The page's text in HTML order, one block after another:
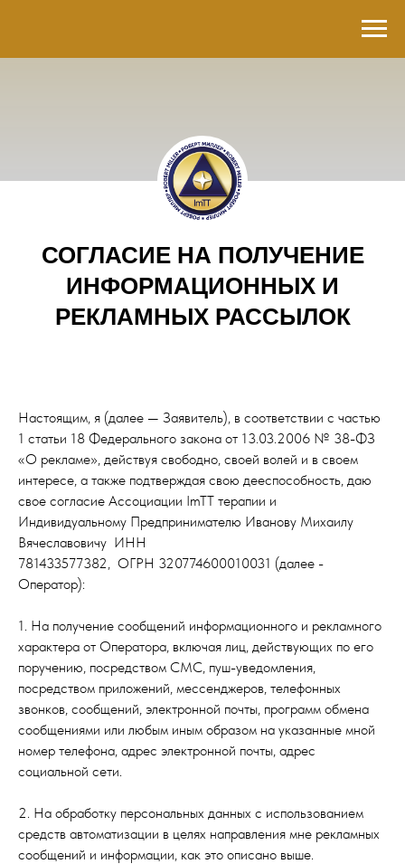
СОГЛАСИЕ НА ПОЛУЧЕНИЕ
ИНФОРМАЦИОННЫХ И
РЕКЛАМНЫХ РАССЫЛОК
Настоящим, я (далее — Заявитель), в соответствии с частью
1 статьи 18 Федерального закона от 13.03.2006 № 38-ФЗ
«О рекламе», действуя свободно, своей волей и в своем
интересе, а также подтверждая свою дееспособность, даю
свое согласие Ассоциации ImTT терапии и
Индивидуальному Предпринимателю Иванову Михаилу
Вячеславовичу ИНН
781433577382, ОГРН 320774600010031 (далее -
Оператор):
1. На получение сообщений информационного и рекламного
характера от Оператора, включая лиц, действующих по его
поручению, посредством СМС, пуш-уведомления,
посредством приложений, мессенджеров, телефонных
звонков, сообщений, электронной почты, программ обмена
сообщениями или любым иным образом на указанные мной
номер телефона, адрес электронной почты, адрес
социальной сети.
2. На обработку персональных данных с использованием
средств автоматизации в целях направления мне рекламных
сообщений и информации, как это описано выше.